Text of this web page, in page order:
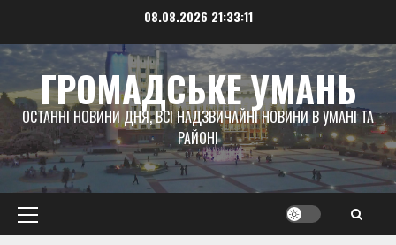
content
08.08.2026 21:33:11
ГРОМАДСЬКЕ УМАНЬ
ОСТАННІ НОВИНИ ДНЯ, ВСІ НАДЗВИЧАЙНІ НОВИНИ В УМАНІ ТА
РАЙОНІ
Primary
Menu